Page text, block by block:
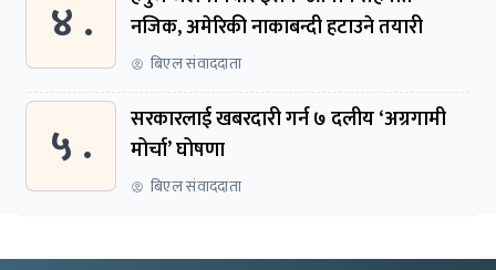
४ .
नजिक, अमेरिकी नाकाबन्दी हटाउने तयारी
बिएल संवाददाता
५ .
सरकारलाई खबरदारी गर्न ७ दलीय ‘अग्रगामी
मोर्चा’ घोषणा
बिएल संवाददाता